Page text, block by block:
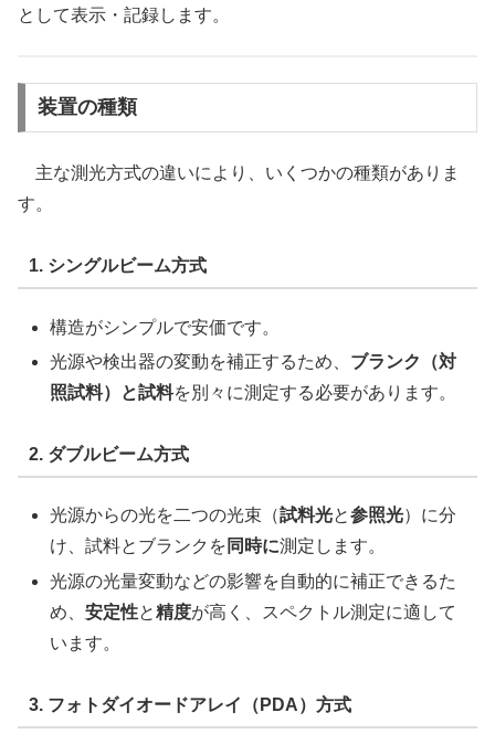
として表示・記録します。
装置の種類
主な測光方式の違いにより、いくつかの種類がありま
す。
1. シングルビーム方式
構造がシンプルで安価です。
光源や検出器の変動を補正するため、 ブランク（対
照試料）と試料を別々に測定する必要があります。
2. ダブルビーム方式
光源からの光を二つの光束（試料光と参照光）に分
け、試料とブランクを 同時に測定します。
光源の光量変動などの影響を自動的に補正できるた
め、安定性と精度が高く、スペクトル測定に適して
います。
3. フォトダイオードアレイ（PDA）方式